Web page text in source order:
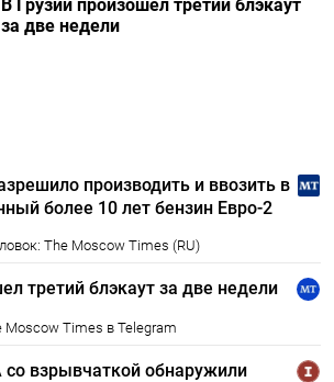
В Грузии произошел третий блэкаут
за две недели